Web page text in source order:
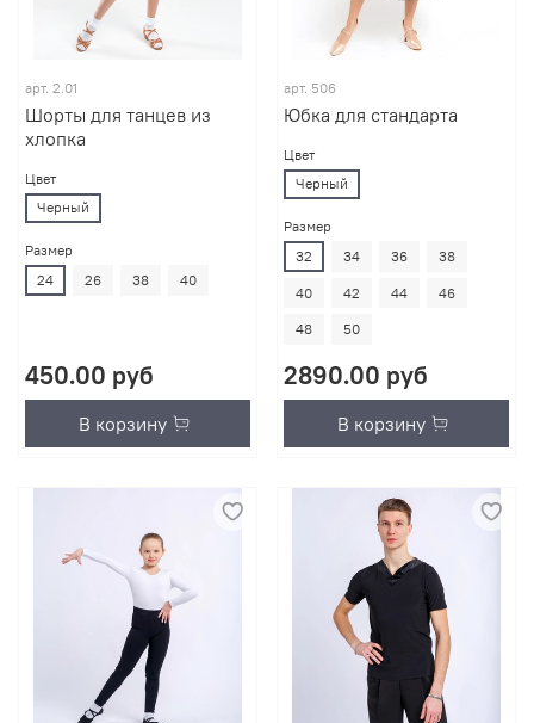
арт. 2.01
Шорты для танцев из
хлопка
Цвет
Черный
Размер
24
26 38 40
450.00 руб
В корзину
арт. 506
Юбка для стандарта
Цвет
Черный
Размер
32
34 36 38
40 42 44 46
48 50
2890.00 руб
В корзину